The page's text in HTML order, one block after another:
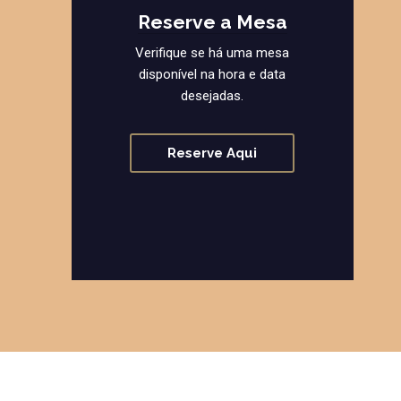
Reserve a Mesa
Verifique se há uma mesa
disponível na hora e data
desejadas.
Reserve Aqui